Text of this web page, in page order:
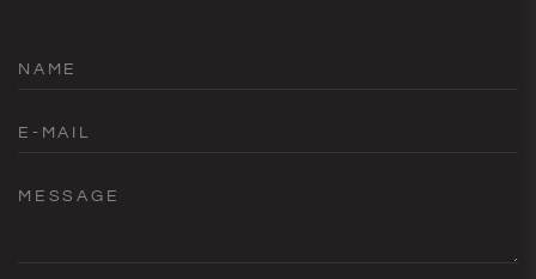
NAME
E-MAIL
MESSAGE